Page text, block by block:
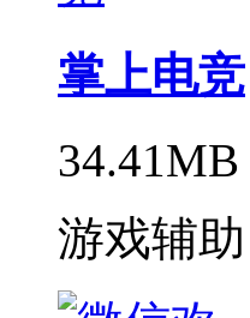
掌上电竞
34.41MB
游戏辅助